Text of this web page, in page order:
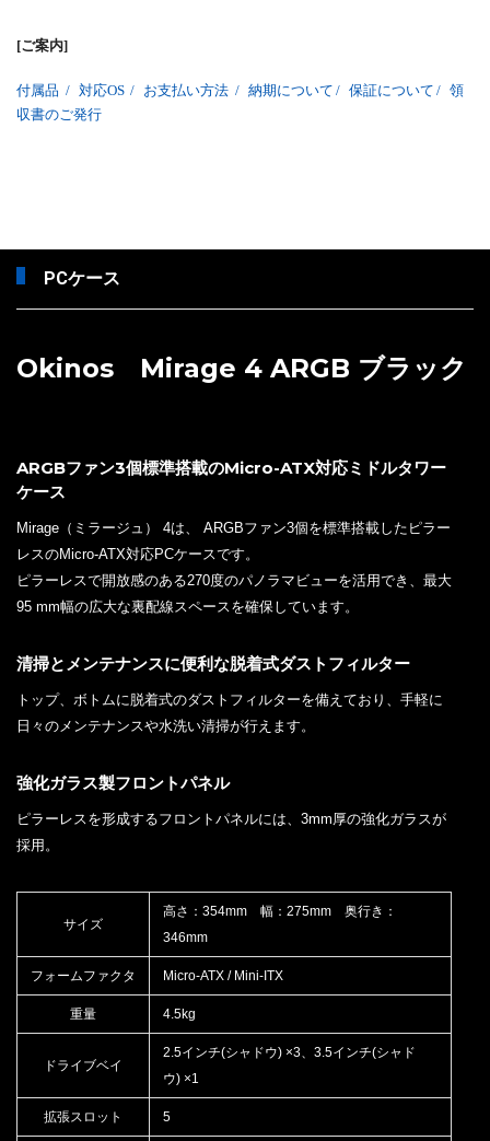
[ご案内]
付属品 / 対応OS / お支払い方法 / 納期について / 保証について / 領
収書のご発行
PCケース
Okinos Mirage 4 ARGB ブラック
ARGBファン3個標準搭載のMicro-ATX対応ミドルタワー
ケース
Mirage（ミラージュ） 4は、 ARGBファン3個を標準搭載したピラー
レスのMicro-ATX対応PCケースです。
ピラーレスで開放感のある270度のパノラマビューを活用でき、最大
95 mm幅の広大な裏配線スペースを確保しています。
清掃とメンテナンスに便利な脱着式ダストフィルター
トップ、ボトムに脱着式のダストフィルターを備えており、手軽に
日々のメンテナンスや水洗い清掃が行えます。
強化ガラス製フロントパネル
ピラーレスを形成するフロントパネルには、3mm厚の強化ガラスが
採用。
サイズ
高さ：354mm 幅：275mm 奥行き：
346mm
フォームファクタ Micro-ATX / Mini-ITX
重量 4.5kg
ドライブベイ
2.5インチ(シャドウ) ×3、3.5インチ(シャド
ウ) ×1
拡張スロット 5